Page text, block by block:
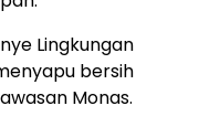
Lingkungan
bersih
Monas.